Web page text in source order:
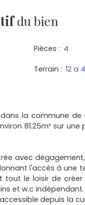
du bien
Pièces : 4
Terrain : 12 a
la commune de
81.25m² sur une
avec
l'accès à une
tout le loisir de
et w.c indépendant.
depuis la